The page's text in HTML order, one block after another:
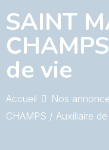
SAINT
de vie
Accueil Nos
CHAMPS / Auxiliaire